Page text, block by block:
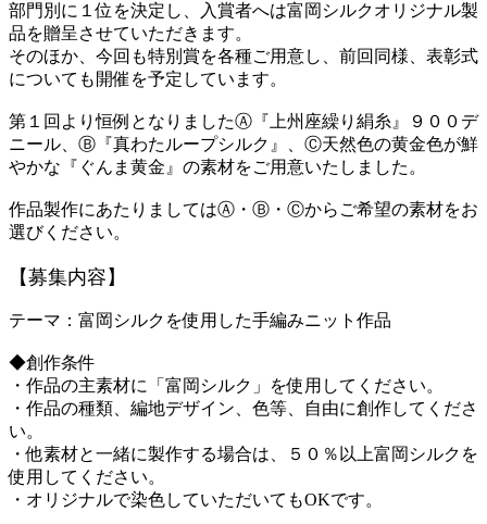
部門別に１位を決定し、入賞者へは富岡シルクオリジナル製
品を贈呈させていただきます。
そのほか、今回も特別賞を各種ご用意し、前回同様、表彰式
についても開催を予定しています。
第１回より恒例となりましたⒶ『上州座繰り絹糸』９００デ
ニール、Ⓑ『真わたループシルク』、Ⓒ天然色の黄金色が鮮
やかな『ぐんま黄金』の素材をご用意いたしました。
作品製作にあたりましてはⒶ・Ⓑ・Ⓒからご希望の素材をお
選びください。
【募集内容】
テーマ：富岡シルクを使用した手編みニット作品
◆創作条件
・作品の主素材に「富岡シルク」を使用してください。
・作品の種類、編地デザイン、色等、自由に創作してくださ
い。
・他素材と一緒に製作する場合は、５０％以上富岡シルクを
使用してください。
・オリジナルで染色していただいてもOKです。